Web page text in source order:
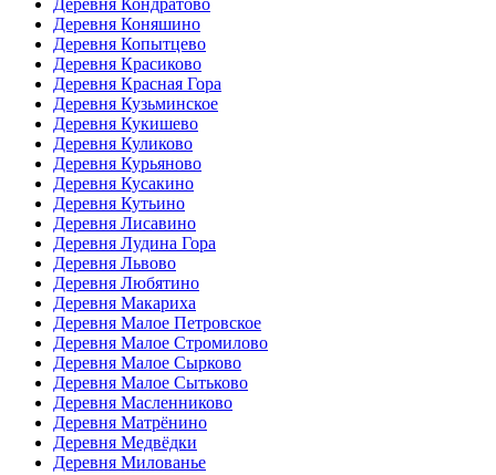
Деревня Коняшино
Деревня Копытцево
Деревня Красиково
Деревня Красная Гора
Деревня Кузьминское
Деревня Кукишево
Деревня Куликово
Деревня Курьяново
Деревня Кусакино
Деревня Кутьино
Деревня Лисавино
Деревня Лудина Гора
Деревня Львово
Деревня Любятино
Деревня Макариха
Деревня Малое Петровское
Деревня Малое Стромилово
Деревня Малое Сырково
Деревня Малое Сытьково
Деревня Масленниково
Деревня Матрёнино
Деревня Медвёдки
Деревня Милованье